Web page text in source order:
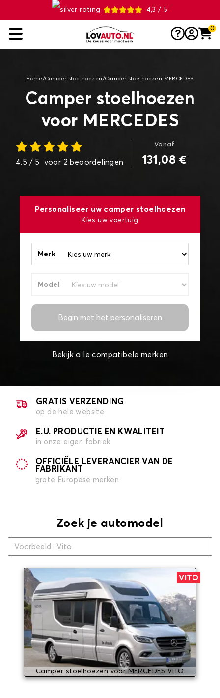
4,3 / 5
0
Home /Camper stoelhoezen /Camper stoelhoezen MERCEDES
Camper stoelhoezen
voor MERCEDES
4.5 / 5 voor 2 beoordelingen
Vanaf
131,08 €
Personaliseer uw camper stoelhoezen
Kies uw voertuig
Merk
Model
Begin met het personaliseren
Bekijk alle compatibele merken
GRATIS VERZENDING
op de hele website
E.U. PRODUCTIE EN KWALITEIT
in onze eigen fabriek
OFFICIËLE LEVERANCIER VAN DE
FABRIKANT
grote Europese merken
Zoek je automodel
VITO
Camper stoelhoezen voor MERCEDES VITO